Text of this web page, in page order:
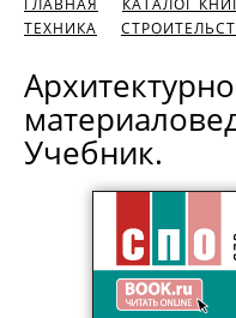
ГЛАВНАЯ КАТАЛОГ
ТЕХНИКА
Учебник.